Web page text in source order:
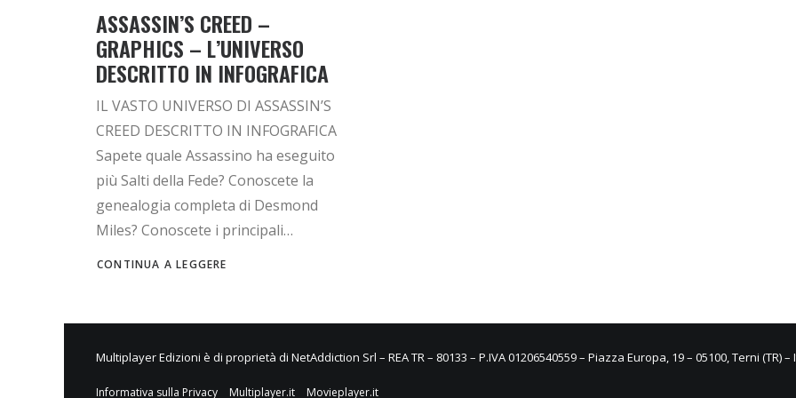
ASSASSIN’S CREED –
GRAPHICS – L’UNIVERSO
DESCRITTO IN INFOGRAFICA
IL VASTO UNIVERSO DI ASSASSIN’S
CREED DESCRITTO IN INFOGRAFICA
Sapete quale Assassino ha eseguito
più Salti della Fede? Conoscete la
genealogia completa di Desmond
Miles? Conoscete i principali…
CONTINUA A LEGGERE
Multiplayer Edizioni è di proprietà di NetAddiction Srl – REA TR – 80133 – P.IVA 01206540559 – Piazza Europa, 19 – 05100, Terni (TR) –
Informativa sulla Privacy Multiplayer.it Movieplayer.it